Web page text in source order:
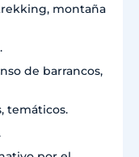
montaña
de barrancos,
temáticos.